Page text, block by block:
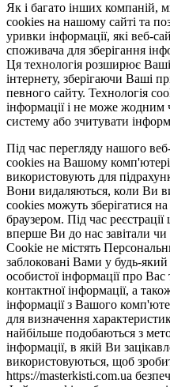
Як і багато інших компаній,
cookies на нашому сайті та
уривки інформації, які веб-
споживача для зберігання
Ця технологія розширює
інтернету, зберігаючи Ваші
певного сайту. Технологія
інформації і не може
систему або зчитувати
Під час перегляду нашого
cookies на Вашому
використовують для
Вони видаляються, коли Ви
cookies можуть зберігатися
браузером. Під час
вперше Ви до нас завітали
Cookie не містять
заблоковані Вами у будь-
особистої інформації про
контактної інформації, а
інформації з Вашого
для визначення
найбільше подобаються з
інформації, в якій Ви
використовуються, щоб
https://masterkisti.com.ua